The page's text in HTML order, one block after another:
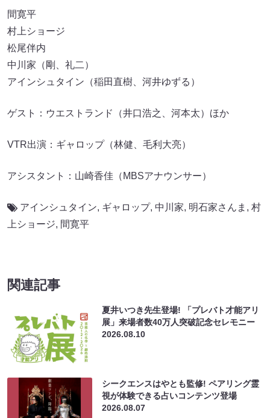
間寛平
村上ショージ
松尾伴内
中川家（剛、礼二）
アインシュタイン（稲田直樹、河井ゆずる）
ゲスト：ウエストランド（井口浩之、河本太）ほか
VTR出演：ギャロップ（林健、毛利大亮）
アシスタント：山崎香佳（MBSアナウンサー）
アインシュタイン, ギャロップ, 中川家, 明石家さんま , 村
上ショージ, 間寛平
関連記事
夏井いつき先生登場! 「プレバト才能アリ
展」来場者数40万人突破記念セレモニー
2026.08.10
シークエンスはやとも監修! ペアリング霊
視が体験できる占いコンテンツ登場
2026.08.07